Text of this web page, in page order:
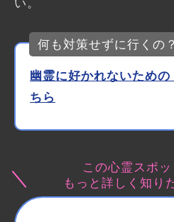
い。
何も対策せずに行くの？
幽霊に好かれないため
ちら
この心霊スポ
もっと詳しく知り